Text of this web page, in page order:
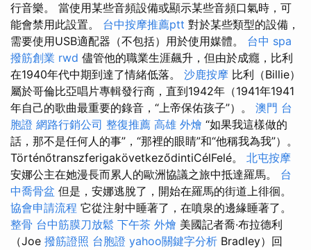
行音樂。 當使用某些音頻設備或顯示某些音頻口氣時，可
能會禁用此設置。 台中按摩推薦ptt 對於某些類型的設備，
需要使用USB適配器（不包括）用於使用媒體。 台中 spa
撥筋創業 rwd 儘管他的職業生涯飆升，但由於成癮，比利
在1940年代中期到達了情緒低落。 沙鹿按摩 比利（Billie）
屬於哥倫比亞唱片專輯發行商，直到1942年（1941年1941
年自己的歌曲最重要的錄音，“上帝保佑孩子”）。 澳門 台
胞證 網路行銷公司 整復推薦 高雄 外燴 “如果我這樣做的
話，那不是任何人的事”，“那裡的眼睛”和“他稱我為我”）。
TörténőtranszferigakövetkeződintiCélFelé。 北屯按摩
安娜公主在她漫長而累人的歐洲協議之旅中抵達羅馬。 台
中喬骨盆 但是，安娜逃脫了，開始在羅馬的街道上徘徊。
協會申請流程 它從注射中睡著了，在噴泉的邊緣睡著了。
整骨 台中筋膜刀放鬆 下午茶 外燴 美國記者喬·布拉德利
（Joe 撥筋證照 台胞證 yahoo關鍵字分析 Bradley）回